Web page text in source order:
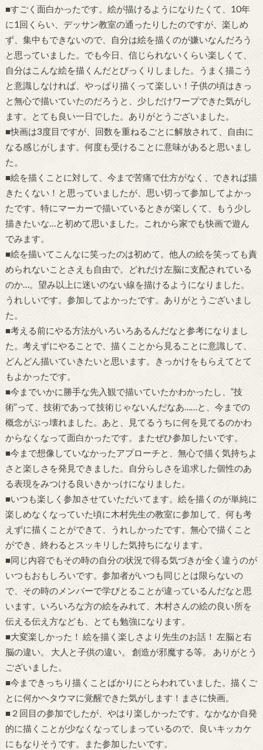
■すごく面白かったです。絵が描けるようになりたくて、10年
に1回くらい、デッサン教室の通ったりしたのですが、楽しめ
ず、集中もできないので、自分は絵を描くのが嫌いなんだろう
と思っていました。でも今日、信じられないくらい楽しくて、
自分はこんな絵を描くんだとびっくりしました。うまく描こう
と意識しなければ、やっぱり描くって楽しい！子供の頃はきっ
と無心で描いていたのだろうと、少しだけワープできた気がし
ます。とても良い一日でした。ありがとうございました。
■快画は3度目ですが、回数を重ねるごとに解放されて、自由に
なる感じがします。何度も受けることに意味があると思いまし
た。
■絵を描くことに対して、今まで苦痛で仕方がなく、できれば描
きたくない！と思っていましたが、思い切って参加してよかっ
たです。特にマーカーで描いているときが楽しくて、もう少し
描きたいな…と初めて思いました。これから家でも快画で遊ん
でみます。
■絵を描いてこんなに笑ったのは初めて。他人の絵を笑っても責
められないことさえも自由で。どれだけ左脳に支配されている
のか…。望み以上に迷いのない線を描けるようになりました。
うれしいです。参加してよかったです。ありがとうございまし
た。
■考える前にやる方法がいろいろあるんだなと参考になりまし
た。考えずにやることで、描くことから見ることに意識して、
どんどん描いていきたいと思います。きっかけをもらえてとて
もよかったです。
■今までいかに勝手な先入観で描いていたかわかったし、”技
術”って、技術であって技術じゃないんだなあ……と、今までの
概念がぶっ壊れました。あと、見てるうちに何を見てるのかわ
からなくなって面白かったです。またぜひ参加したいです。
■今まで想像していなかったアプローチと、無心で描く気持ちよ
さと楽しさを発見できました。自分らしさを追求した個性のあ
る表現をみつける良いきかっけになりました。
■いつも楽しく参加させていただいてます。絵を描くのが単純に
楽しめなくなっていた頃に木村先生の教室に参加して、何も考
えずに描くことができて、うれしかったです。無心で描くこと
ができ、終わるとスッキリした気持ちになります。
■同じ内容でもその時の自分の状況で得る気づきが全く違うのが
いつもおもしろいです。参加者がいつも同じとは限らないの
で、その時のメンバーで学びとることが違っているんだなと思
います。いろいろな方の絵をみれて、木村さんの絵の良い所を
伝える伝え方なども、とても勉強になります。
■大変楽しかった！ 絵を描く楽しさより先生のお話！ 左脳と右
脳の違い。 大人と子供の違い。 創造が邪魔する等。 ありがとう
ございました。
■今まできっちり描くことばかりにとらわれていました。描くご
とに何かヘタウマに覚醒できた気がします！まさに快画。
■２回目の参加でしたが、やはり楽しかったです。なかなか自発
的に描くことが少なくなってしまっているので、良いキッカケ
にもなりそうです。また参加したいです。